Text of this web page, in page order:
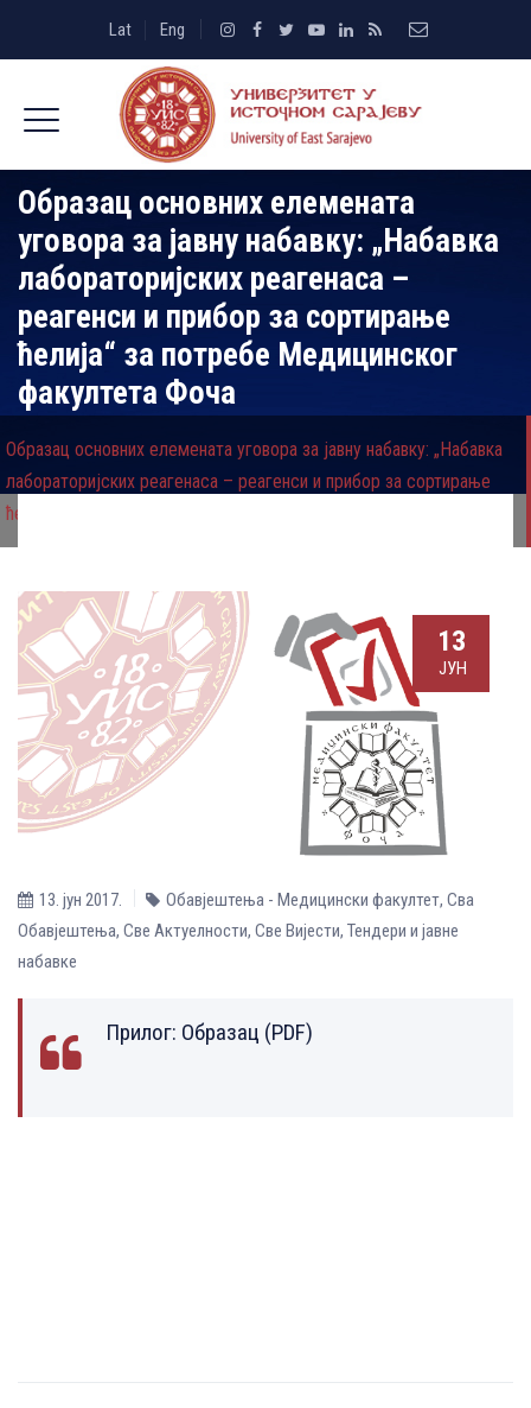
Lat Eng
Образац основних елемената
уговора за јавну набавку: „Набавка
лабораторијских реагенаса –
реагенси и прибор за сортирање
ћелија“ за потребе Медицинског
факултета Фоча
Образац основних елемената уговора за јавну набавку: „Набавка
лабораторијских реагенаса – реагенси и прибор за сортирање
ћелија“ за потребе Медицинског факултета Фоча
13
ЈУН
13. јун 2017. Обавјештења - Медицински факултет, Сва
Обавјештења, Све Aктуелности, Све Вијести, Тендери и јавне
набавке
Прилог: Образац (PDF)